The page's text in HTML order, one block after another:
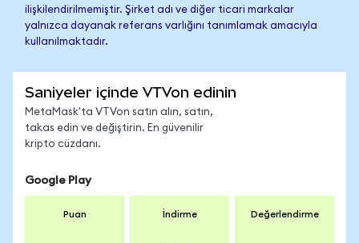
ilişkilendirilmemiştir. Şirket adı ve diğer ticari markalar
yalnızca dayanak referans varlığını tanımlamak amacıyla
kullanılmaktadır.
Saniyeler içinde VTVon edinin
MetaMask'ta VTVon satın alın, satın,
takas edin ve değiştirin. En güvenilir
kripto cüzdanı.
Google Play
Puan İndirme Değerlendirme